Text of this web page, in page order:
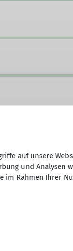
auf unsere
und Analysen
im Rahmen Ihrer